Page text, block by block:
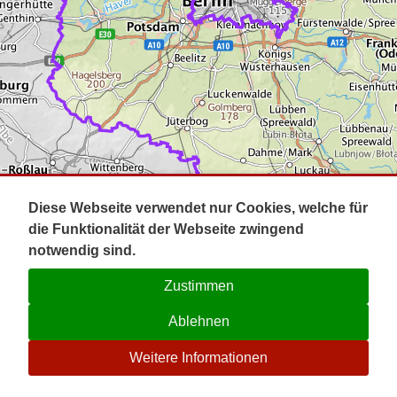
Impressum
Kontakt
☉
Diese Webseite verwendet nur Cookies, welche für
die Funktionalität der Webseite zwingend
notwendig sind.
Zustimmen
Ablehnen
Weitere Informationen